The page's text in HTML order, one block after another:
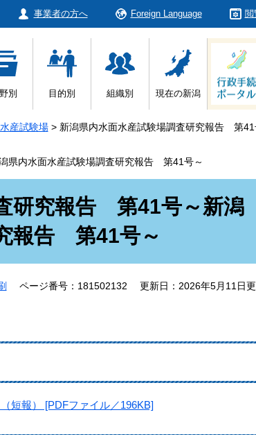
事業者の方へ Foreign Language 閲
別 目的別 組織別 現在の新潟
産試験場 > 新潟県内水面水産試験場調査研究報告 第
県内水面水産試験場調査研究報告 第41号～
研究報告 第41号～新潟
報告 第41号～
ページ番号：181502132 更新日：2026年5月11日
短報） [PDFファイル／196KB]